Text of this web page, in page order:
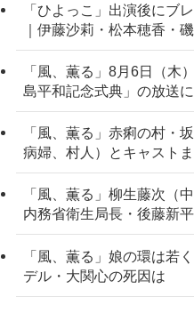
「ひよっこ」出演後にブ
｜伊藤沙莉・松本穂香・
「風、薫る」8月6日（
島平和記念式典」の放送
「風、薫る」赤痢の村
病婦、村人）とキャスト
「風、薫る」柳生藤次（
内務省衛生局長・後藤新
「風、薫る」娘の環は若
デル・大関心の死因は